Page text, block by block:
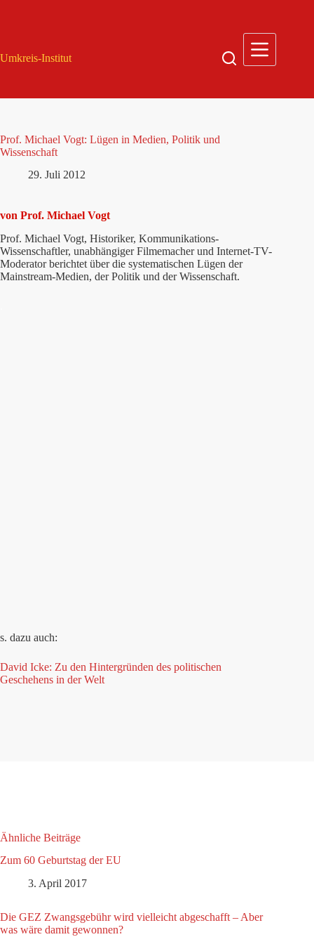
Umkreis-Institut
Prof. Michael Vogt: Lügen in Medien, Politik und
Wissenschaft
29. Juli 2012
von Prof. Michael Vogt
Prof. Michael Vogt, Historiker, Kommunikations-
Wissenschaftler, unabhängiger Filmemacher und Internet-TV-
Moderator berichtet über die systematischen Lügen der
Mainstream-Medien, der Politik und der Wissenschaft.
s. dazu auch:
David Icke: Zu den Hintergründen des politischen
Geschehens in der Welt
Ähnliche Beiträge
Zum 60 Geburtstag der EU
3. April 2017
Die GEZ Zwangsgebühr wird vielleicht abgeschafft – Aber
was wäre damit gewonnen?